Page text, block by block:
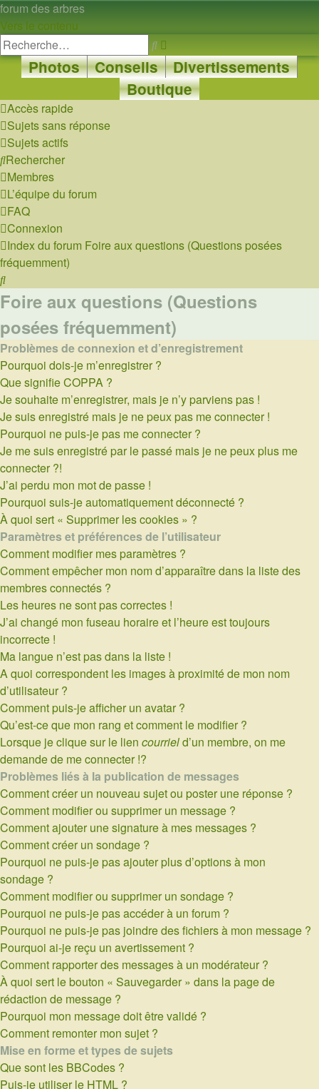
forum des arbres
Vers le contenu
Rechercher
avancée
Photos Conseils
Divertissements
Boutique
Accès rapide
Sujets sans réponse
Sujets actifs
Rechercher
Membres
L’équipe du forum
FAQ
Connexion
Index du forum Foire aux questions (Questions posées
fréquemment)
Rechercher
Foire aux questions (Questions
posées fréquemment)
Problèmes de connexion et d’enregistrement
Pourquoi dois-je m’enregistrer ?
Que signifie COPPA ?
Je souhaite m’enregistrer, mais je n’y parviens pas !
Je suis enregistré mais je ne peux pas me connecter !
Pourquoi ne puis-je pas me connecter ?
Je me suis enregistré par le passé mais je ne peux plus me
connecter ?!
J’ai perdu mon mot de passe !
Pourquoi suis-je automatiquement déconnecté ?
À quoi sert « Supprimer les cookies » ?
Paramètres et préférences de l’utilisateur
Comment modifier mes paramètres ?
Comment empêcher mon nom d’apparaître dans la liste des
membres connectés ?
Les heures ne sont pas correctes !
J’ai changé mon fuseau horaire et l’heure est toujours
incorrecte !
Ma langue n’est pas dans la liste !
A quoi correspondent les images à proximité de mon nom
d’utilisateur ?
Comment puis-je afficher un avatar ?
Qu’est-ce que mon rang et comment le modifier ?
Lorsque je clique sur le lien courrield’un membre, on me
demande de me connecter !?
Problèmes liés à la publication de messages
Comment créer un nouveau sujet ou poster une réponse ?
Comment modifier ou supprimer un message ?
Comment ajouter une signature à mes messages ?
Comment créer un sondage ?
Pourquoi ne puis-je pas ajouter plus d’options à mon
sondage ?
Comment modifier ou supprimer un sondage ?
Pourquoi ne puis-je pas accéder à un forum ?
Pourquoi ne puis-je pas joindre des fichiers à mon message ?
Pourquoi ai-je reçu un avertissement ?
Comment rapporter des messages à un modérateur ?
À quoi sert le bouton « Sauvegarder » dans la page de
rédaction de message ?
Pourquoi mon message doit être validé ?
Comment remonter mon sujet ?
Mise en forme et types de sujets
Que sont les BBCodes ?
Puis-je utiliser le HTML ?